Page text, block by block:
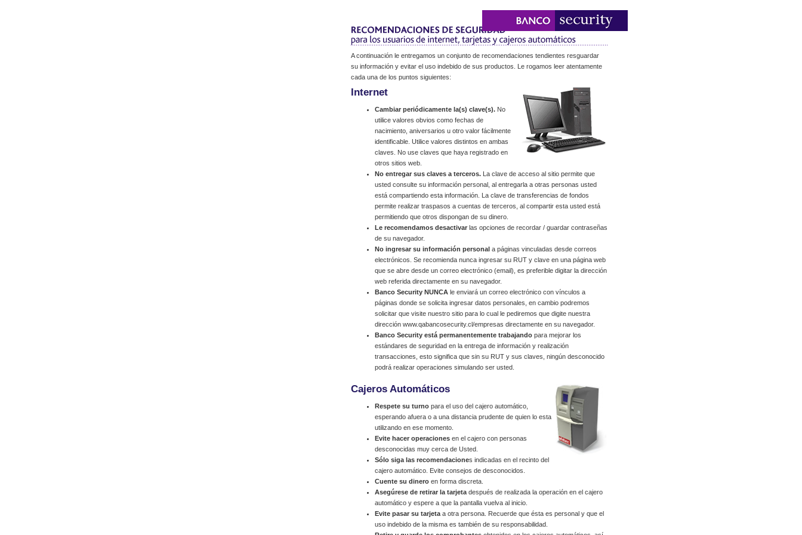
A continuación le entregamos un conjunto de recomendaciones tendientes resguardar
su información y evitar el uso indebido de sus productos. Le rogamos leer atentamente
cada una de los puntos siguientes:
Internet
Cambiar periódicamente la(s) clave(s). No
utilice valores obvios como fechas de
nacimiento, aniversarios u otro valor fácilmente
identificable. Utilice valores distintos en ambas
claves. No use claves que haya registrado en
otros sitios web.
No entregar sus claves a terceros. La clave de acceso al sitio permite que
usted consulte su información personal, al entregarla a otras personas usted
está compartiendo esta información. La clave de transferencias de fondos
permite realizar traspasos a cuentas de terceros, al compartir esta usted está
permitiendo que otros dispongan de su dinero.
Le recomendamos desactivar las opciones de recordar / guardar contraseñas
de su navegador.
No ingresar su información personal a páginas vinculadas desde correos
electrónicos. Se recomienda nunca ingresar su RUT y clave en una página web
que se abre desde un correo electrónico (email), es preferible digitar la dirección
web referida directamente en su navegador.
Banco Security NUNCA le enviará un correo electrónico con vínculos a
páginas donde se solicita ingresar datos personales, en cambio podremos
solicitar que visite nuestro sitio para lo cual le pediremos que digite nuestra
dirección www.qabancosecurity.cl/empresas directamente en su navegador.
Banco Security está permanentemente trabajando para mejorar los
estándares de seguridad en la entrega de información y realización
transacciones, esto significa que sin su RUT y sus claves, ningún desconocido
podrá realizar operaciones simulando ser usted.
Cajeros Automáticos
Respete su turno para el uso del cajero automático,
esperando afuera o a una distancia prudente de quien lo esta
utilizando en ese momento.
Evite hacer operaciones en el cajero con personas
desconocidas muy cerca de Usted.
Sólo siga las recomendaciones indicadas en el recinto del
cajero automático. Evite consejos de desconocidos.
Cuente su dinero en forma discreta.
Asegúrese de retirar la tarjeta después de realizada la operación en el cajero
automático y espere a que la pantalla vuelva al inicio.
Evite pasar su tarjeta a otra persona. Recuerde que ésta es personal y que el
uso indebido de la misma es también de su responsabilidad.